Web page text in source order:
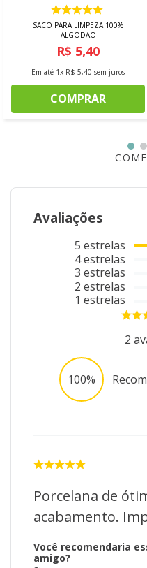
SACO PARA LIMPEZA 100%
ALGODAO
R$ 5,40
Em até 1x R$ 5,40 sem juros
COMPRAR
Avaliações
5 estrelas
4estrelas
3 estrelas
2 estrelas
1 estrelas
2
100%
Porcelana de
acabamento.
Você recomendaria
amigo?